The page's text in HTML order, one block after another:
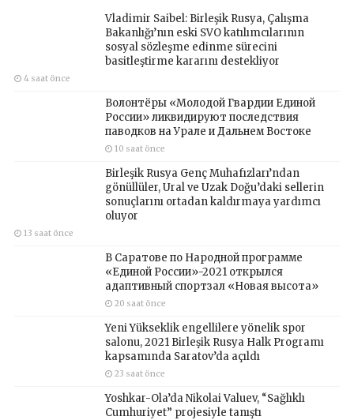
Vladimir Saibel: Birleşik Rusya, Çalışma
Bakanlığı’nın eski SVO katılımcılarının
sosyal sözleşme edinme sürecini
basitleştirme kararını destekliyor
4 saat önce
Волонтёры «Молодой Гвардии Единой
России» ликвидируют последствия
паводков на Урале и Дальнем Востоке
10 saat önce
Birleşik Rusya Genç Muhafızları’ndan
gönüllüler, Ural ve Uzak Doğu’daki sellerin
sonuçlarını ortadan kaldırmaya yardımcı
oluyor
13 saat önce
В Саратове по Народной программе
«Единой России»-2021 открылся
адаптивный спортзал «Новая высота»
20 saat önce
Yeni Yükseklik engellilere yönelik spor
salonu, 2021 Birleşik Rusya Halk Programı
kapsamında Saratov’da açıldı
23 saat önce
Yoshkar-Ola’da Nikolai Valuev, “Sağlıklı
Cumhuriyet” projesiyle tanıştı